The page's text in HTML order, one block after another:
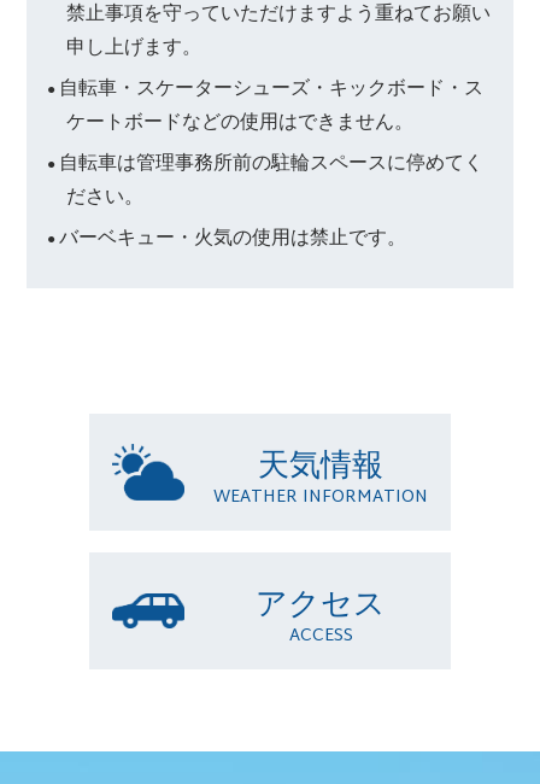
禁止事項を守っていただけますよう重ねてお願い
申し上げます。
● 自転車・スケーターシューズ・キックボード・ス
ケートボードなどの使用はできません。
● 自転車は管理事務所前の駐輪スペースに停めてく
ださい。
● バーベキュー・火気の使用は禁止です。
天気情報
WEATHER INFORMATION
アクセス
ACCESS